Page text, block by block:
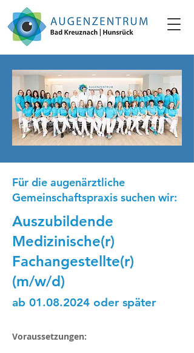
Für die augenärztliche
Gemeinschaftspraxis suchen wir:
Auszubildende
Medizinische(r)
Fachangestellte(r)
(m/w/d)
ab 01.08.2024 oder später
Voraussetzungen: